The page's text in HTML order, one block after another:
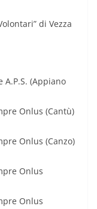
di Vezza
(Appiano
Onlus (Cantù)
Onlus (Canzo)
Onlus
Onlus